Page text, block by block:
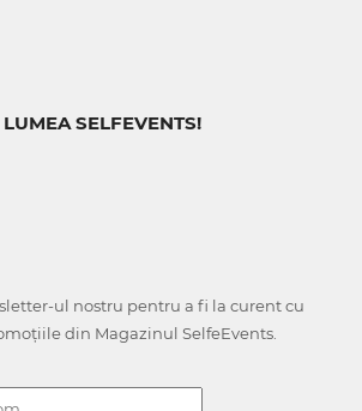
SELFEVENTS!
ul nostru pentru a fi la curent cu
din Magazinul SelfeEvents.